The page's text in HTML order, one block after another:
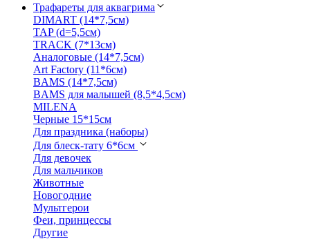
Трафареты для аквагрима
DIMART (14*7,5см)
TAP (d=5,5см)
TRACK (7*13см)
Аналоговые (14*7,5см)
Art Factory (11*6см)
BAMS (14*7,5см)
BAMS для малышей (8,5*4,5см)
MILENA
Черные 15*15см
Для праздника (наборы)
Для блеск-тату 6*6см
Для девочек
Для мальчиков
Животные
Новогодние
Мультгерои
Феи, принцессы
Другие